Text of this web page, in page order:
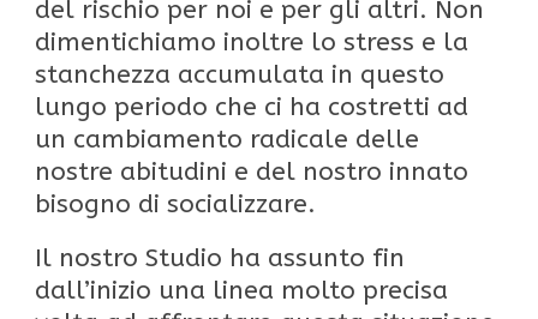
del rischio per noi e per gli altri. Non
dimentichiamo inoltre lo stress e la
stanchezza accumulata in questo
lungo periodo che ci ha costretti ad
un cambiamento radicale delle
nostre abitudini e del nostro innato
bisogno di socializzare.
Il nostro Studio ha assunto fin
dall’inizio una linea molto precisa